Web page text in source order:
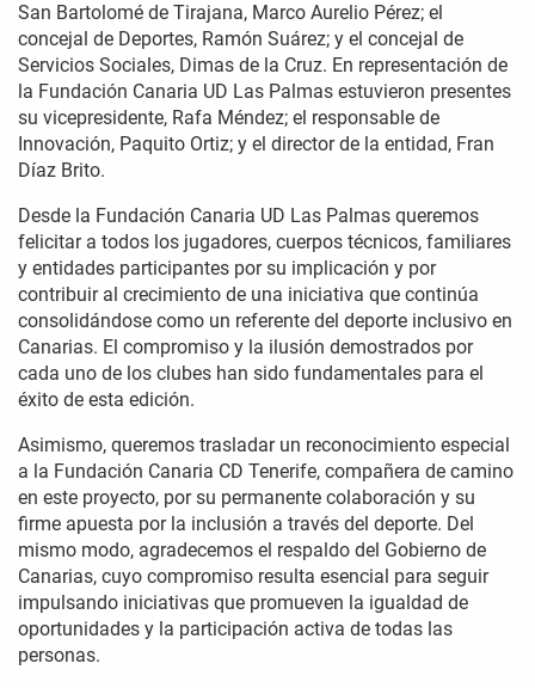
San Bartolomé de Tirajana, Marco Aurelio Pérez; el
concejal de Deportes, Ramón Suárez; y el concejal de
Servicios Sociales, Dimas de la Cruz. En representación de
la Fundación Canaria UD Las Palmas estuvieron presentes
su vicepresidente, Rafa Méndez; el responsable de
Innovación, Paquito Ortiz; y el director de la entidad, Fran
Díaz Brito.
Desde la Fundación Canaria UD Las Palmas queremos
felicitar a todos los jugadores, cuerpos técnicos, familiares
y entidades participantes por su implicación y por
contribuir al crecimiento de una iniciativa que continúa
consolidándose como un referente del deporte inclusivo en
Canarias. El compromiso y la ilusión demostrados por
cada uno de los clubes han sido fundamentales para el
éxito de esta edición.
Asimismo, queremos trasladar un reconocimiento especial
a la Fundación Canaria CD Tenerife, compañera de camino
en este proyecto, por su permanente colaboración y su
firme apuesta por la inclusión a través del deporte. Del
mismo modo, agradecemos el respaldo del Gobierno de
Canarias, cuyo compromiso resulta esencial para seguir
impulsando iniciativas que promueven la igualdad de
oportunidades y la participación activa de todas las
personas.